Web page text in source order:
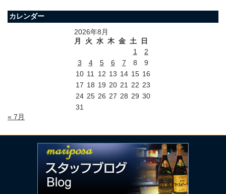
カレンダー
2026年8月
月
火 水 木 金 土
日
1
2
3
4 5 6 7 8
9
10 11 12 13 14 15 16
17 18 19 20 21 22 23
24 25 26 27 28 29 30
31
« 7月